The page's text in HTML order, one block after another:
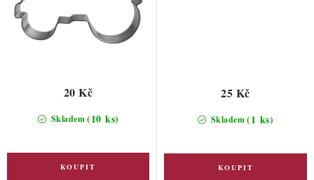
Skladem(10 ks)
20 Kč
Skladem(1 ks)
25 Kč